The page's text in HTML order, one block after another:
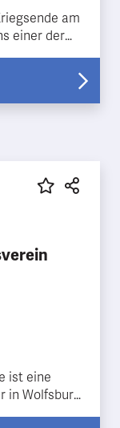
am
einer der
ist eine
in Wolfsburg